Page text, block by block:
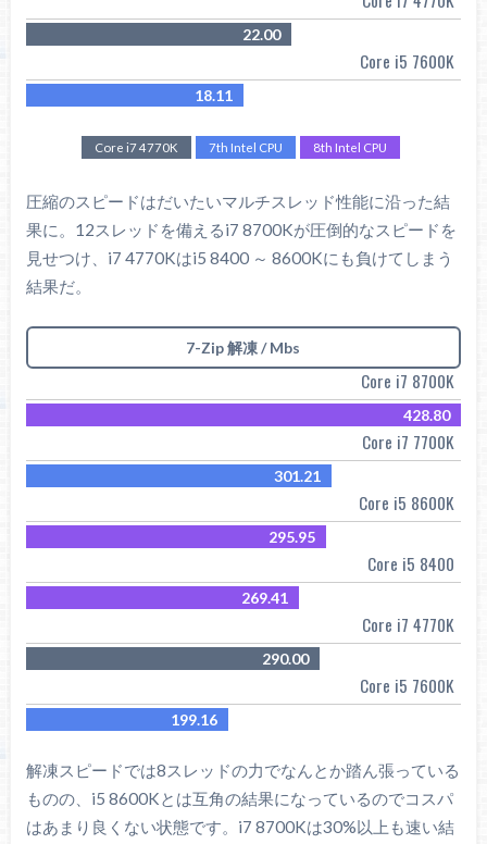
22.00
Core i5 7600K
18.11
Core i7 4770K 7th Intel CPU 8th Intel CPU
圧縮のスピードはだいたいマルチスレッド性能に沿った結
果に。12スレッドを備えるi7 8700Kが圧倒的なスピードを
見せつけ、i7 4770Kはi5 8400 ～ 8600Kにも負けてしまう
結果だ。
7-Zip 解凍 / Mbs
Core i7 8700K
428.80
Core i7 7700K
301.21
Core i5 8600K
295.95
Core i5 8400
269.41
Core i7 4770K
290.00
Core i5 7600K
199.16
解凍スピードでは8スレッドの力でなんとか踏ん張っている
ものの、i5 8600Kとは互角の結果になっているのでコスパ
はあまり良くない状態です。i7 8700Kは30%以上も速い結